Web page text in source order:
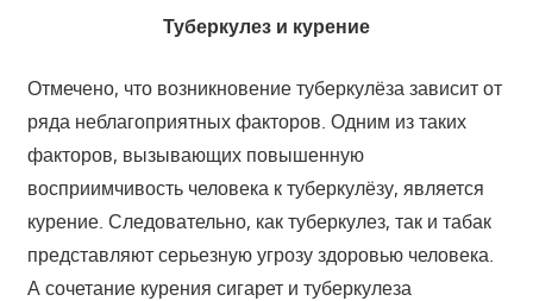
Туберкулез и курение
Отмечено, что возникновение туберкулёза зависит от
ряда неблагоприятных факторов. Одним из таких
факторов, вызывающих повышенную
восприимчивость человека к туберкулёзу, является
курение. Следовательно, как туберкулез, так и табак
представляют серьезную угрозу здоровью человека.
А сочетание курения сигарет и туберкулеза